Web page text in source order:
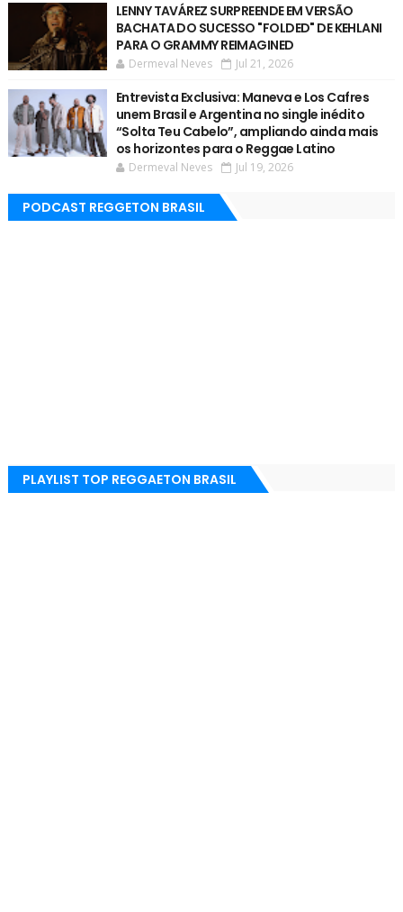
LENNY TAVÁREZ SURPREENDE EM VERSÃO
BACHATA DO SUCESSO "FOLDED" DE KEHLANI
PARA O GRAMMY REIMAGINED
Dermeval Neves Jul 21, 2026
Entrevista Exclusiva: Maneva e Los Cafres
unem Brasil e Argentina no single inédito
“Solta Teu Cabelo”, ampliando ainda mais
os horizontes para o Reggae Latino
Dermeval Neves Jul 19, 2026
PODCAST REGGETON BRASIL
PLAYLIST TOP REGGAETON BRASIL